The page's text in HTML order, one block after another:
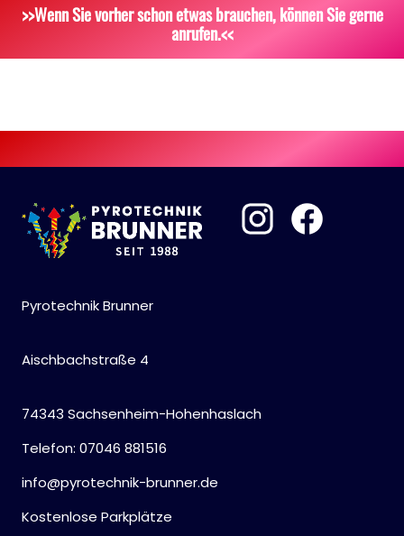
>>Wenn Sie vorher schon etwas brauchen, können Sie gerne
anrufen.<<
Pyrotechnik Brunner
Aischbachstraße 4
74343 Sachsenheim-Hohenhaslach
Telefon: 07046 881516
info@pyrotechnik-brunner.de
Kostenlose Parkplätze